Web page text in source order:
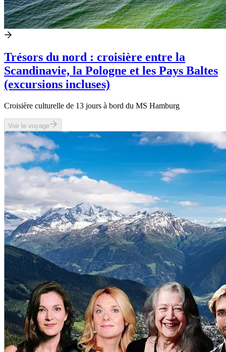
Trésors du nord : croisière entre la
Scandinavie, la Pologne et les Pays Baltes
(excursions incluses)
Croisière culturelle de 13 jours à bord du MS Hamburg
Voir le voyage